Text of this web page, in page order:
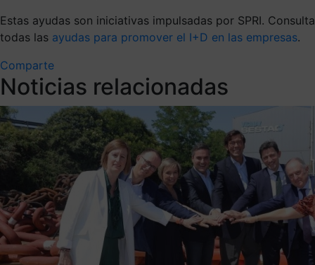
Estas ayudas son iniciativas impulsadas por SPRI. Consulta
todas las ayudas para promover el I+D en las empresas.
Comparte
Noticias relacionadas